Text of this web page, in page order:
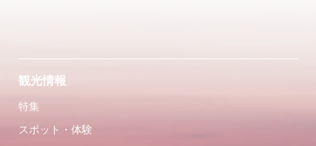
観光情報
特集
スポット・体験